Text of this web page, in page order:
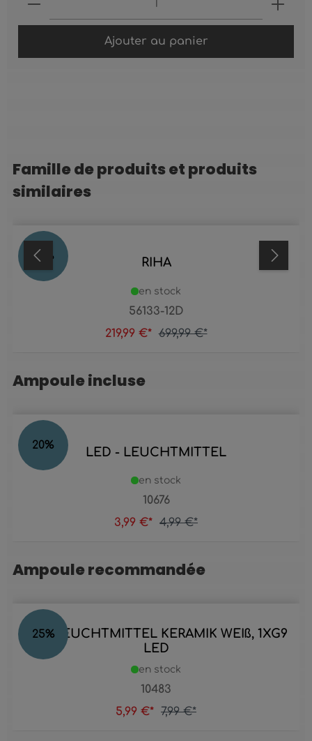
Ajouter au panier
Ignorer la galerie de produits
Famille de produits et produits
similaires
69 % RIHA
56133-12D
en stock
219,99 €* 699,99 €*
Ignorer la galerie de produits
Ampoule incluse
20% LED - LEUCHTMITTEL
10676
en stock
3,99 €* 4,99 €*
Ignorer la galerie de produits
Ampoule recommandée
25%
LED LEUCHTMITTEL KERAMIK WEIß, 1XG9
LED
10483
en stock
5,99 €* 7,99 €*